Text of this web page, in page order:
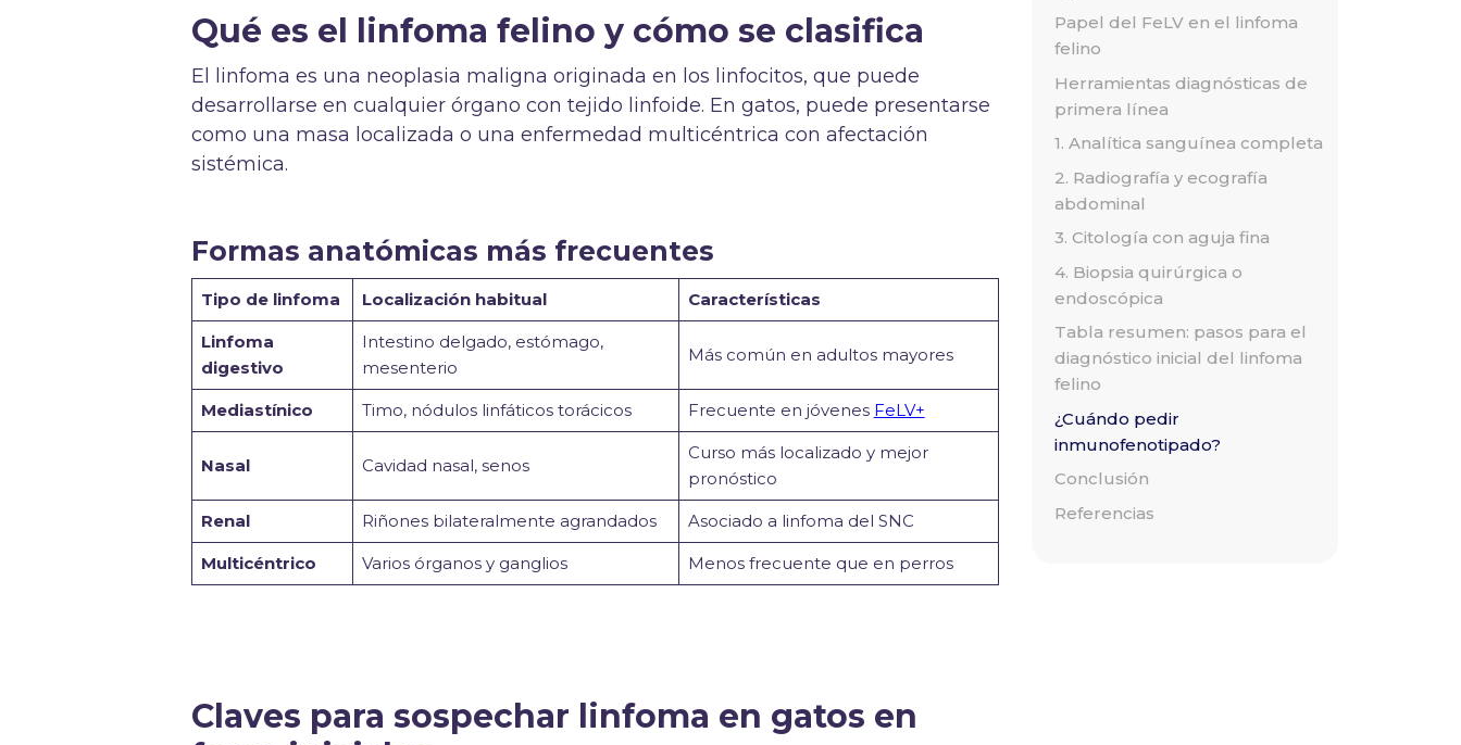
Qué es el linfoma felino y cómo se clasifica
El linfoma es una neoplasia maligna originada en los linfocitos, que puede
desarrollarse en cualquier órgano con tejido linfoide. En gatos, puede presentarse
como una masa localizada o una enfermedad multicéntrica con afectación
sistémica.
Formas anatómicas más frecuentes
Tipo de linfoma Localización habitual Características
Linfoma
digestivo
Intestino delgado, estómago,
mesenterio
Más común en adultos mayores
Mediastínico Timo, nódulos linfáticos torácicos Frecuente en jóvenes FeLV+
Nasal Cavidad nasal, senos
Curso más localizado y mejor
pronóstico
Renal Riñones bilateralmente agrandados Asociado a linfoma del SNC
Multicéntrico Varios órganos y ganglios Menos frecuente que en perros
Claves para sospechar linfoma en gatos en
Papel del FeLV en el linfoma
felino
Herramientas diagnósticas de
primera línea
1. Analítica sanguínea completa
2. Radiografía y ecografía
abdominal
3. Citología con aguja fina
4. Biopsia quirúrgica o
endoscópica
Tabla resumen: pasos para el
diagnóstico inicial del linfoma
felino
¿Cuándo pedir
inmunofenotipado?
Conclusión
Referencias